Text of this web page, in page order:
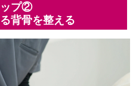
ップ②
背骨を整える